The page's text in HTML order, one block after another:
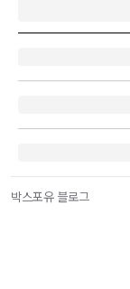
박스포유 블로그